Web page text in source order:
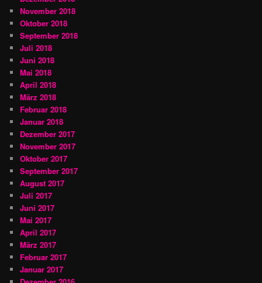
November 2018
Oktober 2018
September 2018
Juli 2018
Juni 2018
Mai 2018
April 2018
März 2018
Februar 2018
Januar 2018
Dezember 2017
November 2017
Oktober 2017
September 2017
August 2017
Juli 2017
Juni 2017
Mai 2017
April 2017
März 2017
Februar 2017
Januar 2017